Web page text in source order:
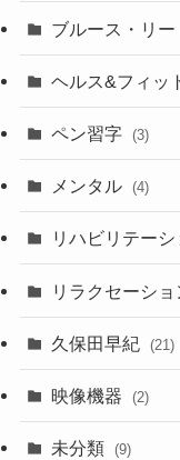
ブルース・リー
ヘルス&フィッ
ペン習字 (3)
メンタル (4)
リハビリテーシ
リラクセーショ
久保田早紀 (21)
映像機器 (2)
未分類 (9)